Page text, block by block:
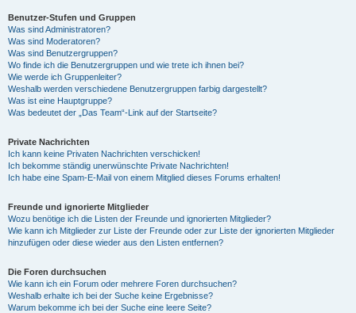
Benutzer-Stufen und Gruppen
Was sind Administratoren?
Was sind Moderatoren?
Was sind Benutzergruppen?
Wo finde ich die Benutzergruppen und wie trete ich ihnen bei?
Wie werde ich Gruppenleiter?
Weshalb werden verschiedene Benutzergruppen farbig dargestellt?
Was ist eine Hauptgruppe?
Was bedeutet der „Das Team“-Link auf der Startseite?
Private Nachrichten
Ich kann keine Privaten Nachrichten verschicken!
Ich bekomme ständig unerwünschte Private Nachrichten!
Ich habe eine Spam-E-Mail von einem Mitglied dieses Forums erhalten!
Freunde und ignorierte Mitglieder
Wozu benötige ich die Listen der Freunde und ignorierten Mitglieder?
Wie kann ich Mitglieder zur Liste der Freunde oder zur Liste der ignorierten Mitglieder
hinzufügen oder diese wieder aus den Listen entfernen?
Die Foren durchsuchen
Wie kann ich ein Forum oder mehrere Foren durchsuchen?
Weshalb erhalte ich bei der Suche keine Ergebnisse?
Warum bekomme ich bei der Suche eine leere Seite?